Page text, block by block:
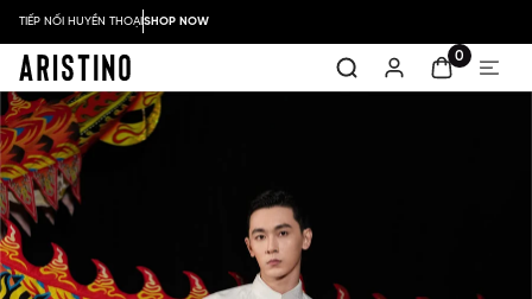
TIẾP NỐI HUYỀN THOẠISHOP NOW
0